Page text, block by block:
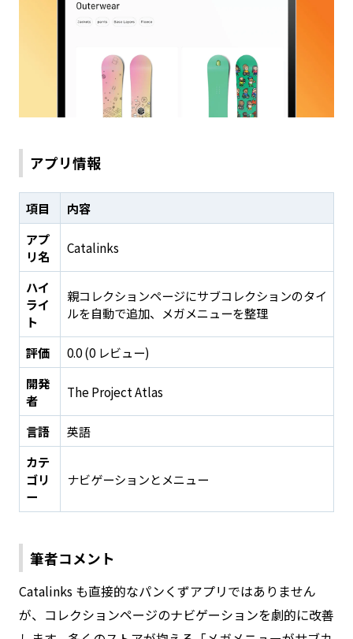
アプリ情報
項目
内容
アプ
リ名
Catalinks
ハイ
ライ
ト
親コレクションページにサブコレクションのタイ
ルを自動で追加、メガメニューを整理
評価
0.0 (0 レビュー)
開発
者
The Project Atlas
言語
英語
カテ
ゴリ
ー
ナビゲーションとメニュー
筆者コメント
Catalinks も直接的なパンくずアプリではありません
が、コレクションページのナビゲーションを劇的に改善